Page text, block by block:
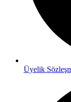
Üyelik